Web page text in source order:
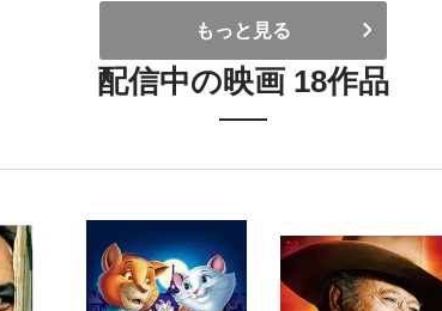
もっと見る
配信中の映画 18作品